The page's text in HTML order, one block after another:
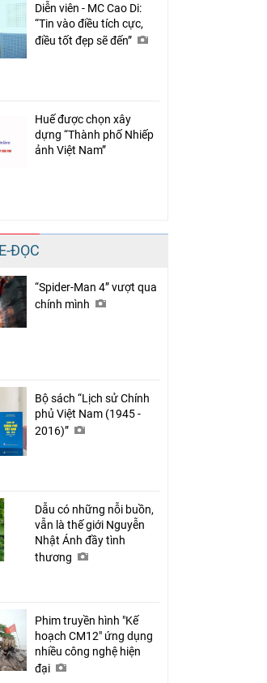
Diễn viên - MC Cao Di:
“Tin vào điều tích cực,
điều tốt đẹp sẽ đến”
Huế được chọn xây
dựng “Thành phố Nhiếp
ảnh Việt Nam”
ĐỌC
“Spider-Man 4” vượt qua
chính mình
Bộ sách “Lịch sử Chính
phủ Việt Nam (1945 -
2016)”
Dẫu có những nỗi buồn,
vẫn là thế giới Nguyễn
Nhật Ánh đầy tình
thương
Phim truyền hình "Kế
hoạch CM12" ứng dụng
nhiều công nghệ hiện
đại